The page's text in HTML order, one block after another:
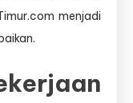
menjadi